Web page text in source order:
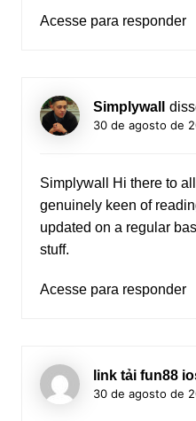
Acesse para responder
Simplywall
30 de agosto de
Simplywall
Hi there to
genuinely keen of
updated on a regular
stuff.
Acesse para responder
link tải fun88
30 de agosto de